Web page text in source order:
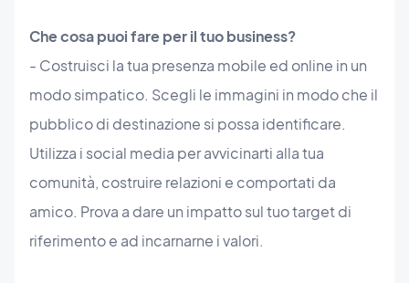
Che cosa puoi fare per il tuo business?
- Costruisci la tua presenza mobile ed online in un
modo simpatico. Scegli le immagini in modo che il
pubblico di destinazione si possa identificare.
Utilizza i social media per avvicinarti alla tua
comunità, costruire relazioni e comportati da
amico. Prova a dare un impatto sul tuo target di
riferimento e ad incarnarne i valori.